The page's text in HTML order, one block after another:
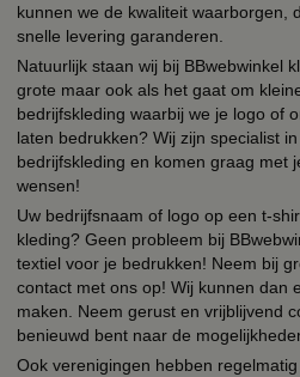
kunnen we de kwaliteit waarborgen,
snelle levering garanderen.
Natuurlijk staan wij bij BBwebwinkel
grote maar ook als het gaat om
bedrijfskleding waarbij we je logo of
laten bedrukken? Wij zijn specialist
bedrijfskleding en komen graag met
wensen!
Uw bedrijfsnaam of logo op een t-
kleding? Geen probleem bij
textiel voor je bedrukken! Neem bij
contact met ons op! Wij kunnen dan
maken. Neem gerust en vrijblijvend
benieuwd bent naar de
Ook verenigingen hebben